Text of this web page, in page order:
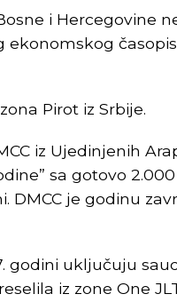
i Hercegovine
Pirot iz Srbije.
iz Ujedinjenih
sa gotovo
DMCC je godinu
godini uključuju
iz zone One